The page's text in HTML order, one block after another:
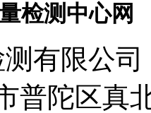
检测中心网
测有限公司
普陀区真